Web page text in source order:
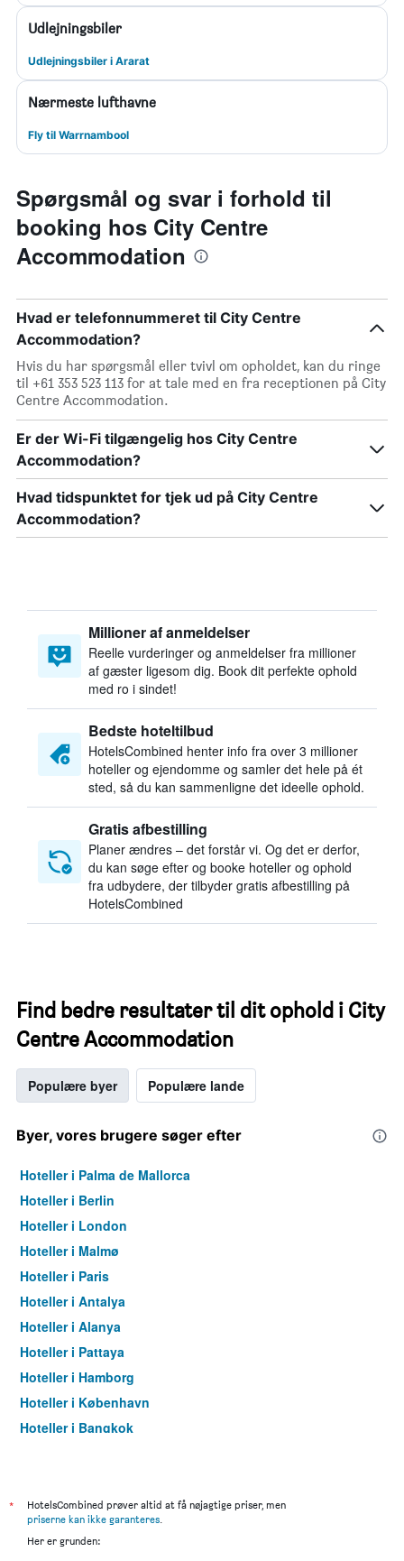
Udlejningsbiler
Udlejningsbiler i Ararat
Nærmeste lufthavne
Fly til Warrnambool
Spørgsmål og svar i forhold til
booking hos City Centre
Accommodation
Hvad er telefonnummeret til City Centre
Accommodation?
Hvis du har spørgsmål eller tvivl om opholdet, kan du ringe
til +61 353 523 113 for at tale med en fra receptionen på City
Centre Accommodation.
Er der Wi-Fi tilgængelig hos City Centre
Accommodation?
Hvad tidspunktet for tjek ud på City Centre
Accommodation?
Millioner af anmeldelser
Reelle vurderinger og anmeldelser fra millioner
af gæster ligesom dig. Book dit perfekte ophold
med ro i sindet!
Bedste hoteltilbud
HotelsCombined henter info fra over 3 millioner
hoteller og ejendomme og samler det hele på ét
sted, så du kan sammenligne det ideelle ophold.
Gratis afbestilling
Planer ændres – det forstår vi. Og det er derfor,
du kan søge efter og booke hoteller og ophold
fra udbydere, der tilbyder gratis afbestilling på
HotelsCombined
Find bedre resultater til dit ophold i City
Centre Accommodation
Populære byer Populære lande
Byer, vores brugere søger efter
Hoteller i Palma de Mallorca
Hoteller i Berlin
Hoteller i London
Hoteller i Malmø
Hoteller i Paris
Hoteller i Antalya
Hoteller i Alanya
Hoteller i Pattaya
Hoteller i Hamborg
Hoteller i København
Hoteller i Bangkok
*
HotelsCombined prøver altid at få nøjagtige priser, men
priserne kan ikke garanteres.
Her er grunden: